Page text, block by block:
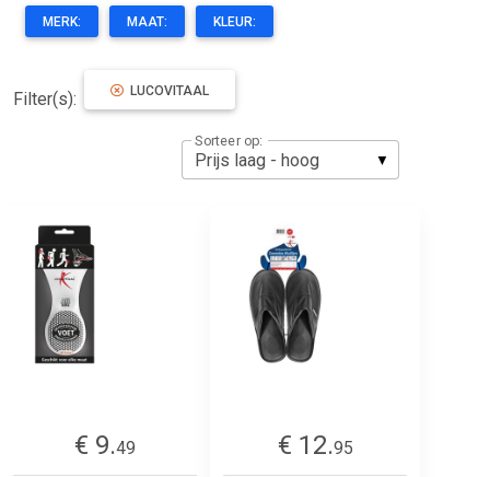
MERK: MAAT: KLEUR:
Filter(s): LUCOVITAAL
Sorteer op:
€ 9.49
€ 12.95